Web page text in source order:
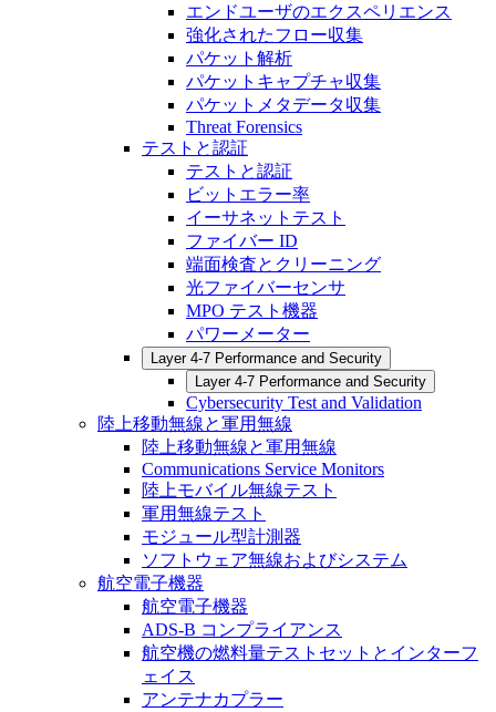
エンドユーザのエクスペリエンス
強化されたフロー収集
パケット解析
パケットキャプチャ収集
パケットメタデータ収集
Threat Forensics
テストと認証
テストと認証
ビットエラー率
イーサネットテスト
ファイバー ID
端面検査とクリーニング
光ファイバーセンサ
MPO テスト機器
パワーメーター
Layer 4-7 Performance and Security
Layer 4-7 Performance and Security
Cybersecurity Test and Validation
陸上移動無線と軍用無線
陸上移動無線と軍用無線
Communications Service Monitors
陸上モバイル無線テスト
軍用無線テスト
モジュール型計測器
ソフトウェア無線およびシステム
航空電子機器
航空電子機器
ADS-B コンプライアンス
航空機の燃料量テストセットとインターフ
ェイス
アンテナカプラー